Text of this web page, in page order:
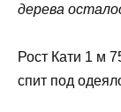
дерева
Рост Кати 1 м
спит под